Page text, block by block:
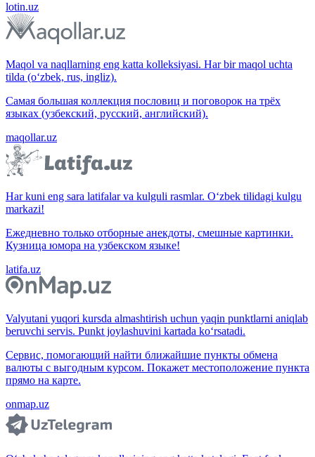
lotin.uz
Maqol va naqllarning eng katta kolleksiyasi. Har bir maqol uchta
tilda (o‘zbek, rus, ingliz).
Самая большая коллекция пословиц и поговорок на трёх
языках (узбекский, русский, английский).
maqollar.uz
Har kuni eng sara latifalar va kulguli rasmlar. O‘zbek tilidagi kulgu
markazi!
Ежедневно только отборные анекдоты, смешные картинки.
Кузница юмора на узбекском языке!
latifa.uz
Valyutani yuqori kursda almashtirish uchun yaqin punktlarni aniqlab
beruvchi servis. Punkt joylashuvini kartada ko‘rsatadi.
Сервис, помогающий найти ближайшие пункты обмена
валюты с выгодным курсом. Покажет местоположение пункта
прямо на карте.
onmap.uz